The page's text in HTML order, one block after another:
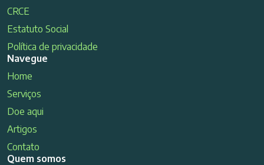
CRCE
Estatuto Social
Política de privacidade
Navegue
Home
Serviços
Doe aqui
Artigos
Contato
Quem somos